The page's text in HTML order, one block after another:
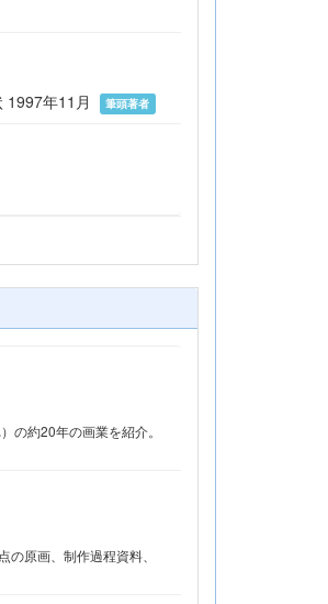
1997年11月
筆頭著者
の約20年の画業を紹介。
原画、制作過程資料、